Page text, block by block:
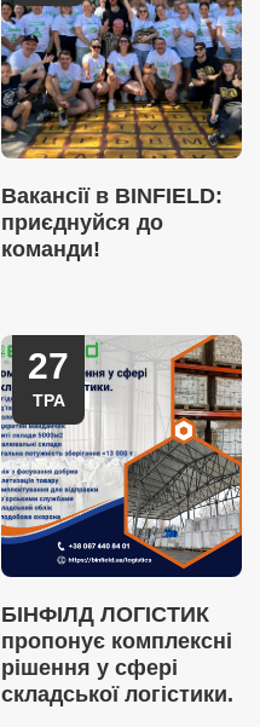
Вакансії в BINFIELD:
приєднуйся до
команди!
27
ТРА
БІНФІЛД ЛОГІСТИК
пропонує комплексні
рішення у сфері
складської логістики.